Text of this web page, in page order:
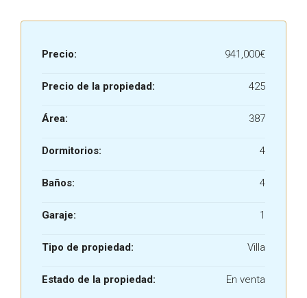
Precio: 941,000€
Precio de la propiedad: 425
Área: 387
Dormitorios: 4
Baños: 4
Garaje: 1
Tipo de propiedad: Villa
Estado de la propiedad: En venta